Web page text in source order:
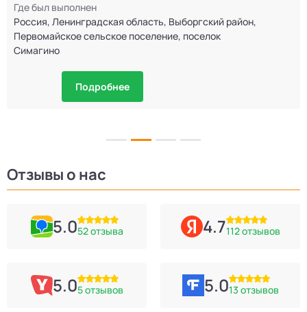
Где был выполнен
Россия, Ленинградская область, Выборгский район,
Первомайское сельское поселение, поселок
Симагино
Подробнее
Отзывы о нас
5.052 отзыва 4.7112 отзывов
5.05 отзывов 5.013 отзывов